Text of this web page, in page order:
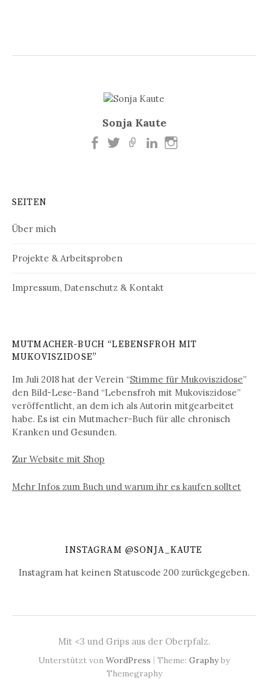
Sonja Kaute
SEITEN
Über mich
Projekte & Arbeitsproben
Impressum, Datenschutz & Kontakt
MUTMACHER-BUCH “LEBENSFROH MIT
MUKOVISZIDOSE”
Im Juli 2018 hat der Verein “Stimme für Mukoviszidose”
den Bild-Lese-Band “Lebensfroh mit Mukoviszidose”
veröffentlicht, an dem ich als Autorin mitgearbeitet
habe. Es ist ein Mutmacher-Buch für alle chronisch
Kranken und Gesunden.
Zur Website mit Shop
Mehr Infos zum Buch und warum ihr es kaufen solltet
INSTAGRAM @SONJA_KAUTE
Instagram hat keinen Statuscode 200 zurückgegeben.
Mit <3 und Grips aus der Oberpfalz.
Unterstützt von WordPress | Theme: Graphyby
Themegraphy